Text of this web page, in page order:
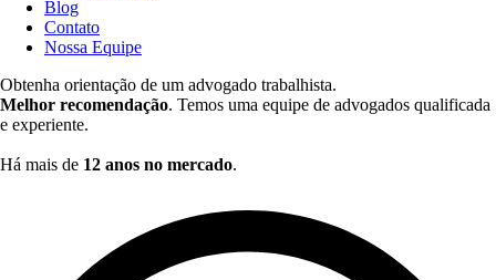
Blog
Contato
Nossa Equipe
Obtenha orientação de um advogado trabalhista.
Melhor recomendação. Temos uma equipe de advogados qualificada
e experiente.
Há mais de 12 anos no mercado.